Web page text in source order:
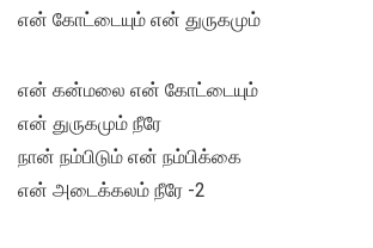
என் கோட்டையும் என் துருகமும்
என் கன்மலை என் கோட்டையும்
என் துருகமும் நீரே
நான் நம்பிடும் என் நம்பிக்கை
என் அடைக்கலம் நீரே -2